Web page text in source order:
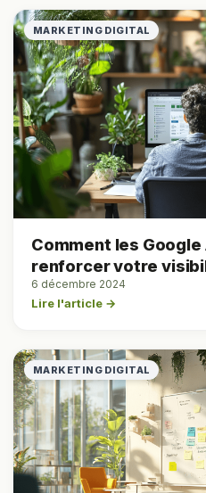
MARKETING DIGITAL
Comment les
renforcer votre
6 décembre 2024
Lire l'article →
MARKETING DIGITAL